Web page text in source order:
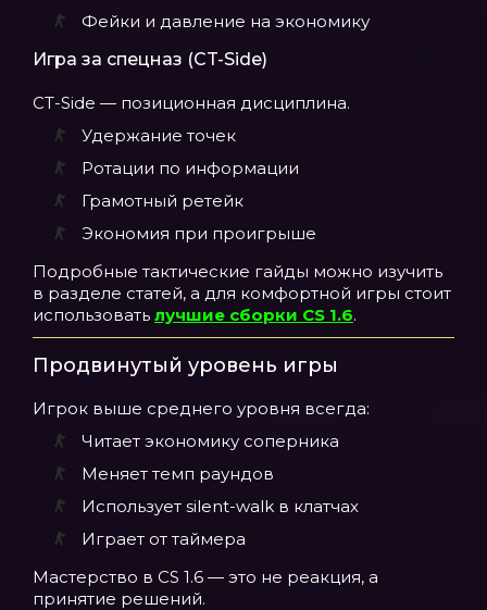
Фейки и давление на экономику
Игра за спецназ (CT-Side)
CT-Side — позиционная дисциплина.
Удержание точек
Ротации по информации
Грамотный ретейк
Экономия при проигрыше
Подробные тактические гайды можно изучить
в разделе статей, а для комфортной игры стоит
использовать лучшие сборки CS 1.6.
Продвинутый уровень игры
Игрок выше среднего уровня всегда:
Читает экономику соперника
Меняет темп раундов
Использует silent-walk в клатчах
Играет от таймера
Мастерство в CS 1.6 — это не реакция, а
принятие решений.